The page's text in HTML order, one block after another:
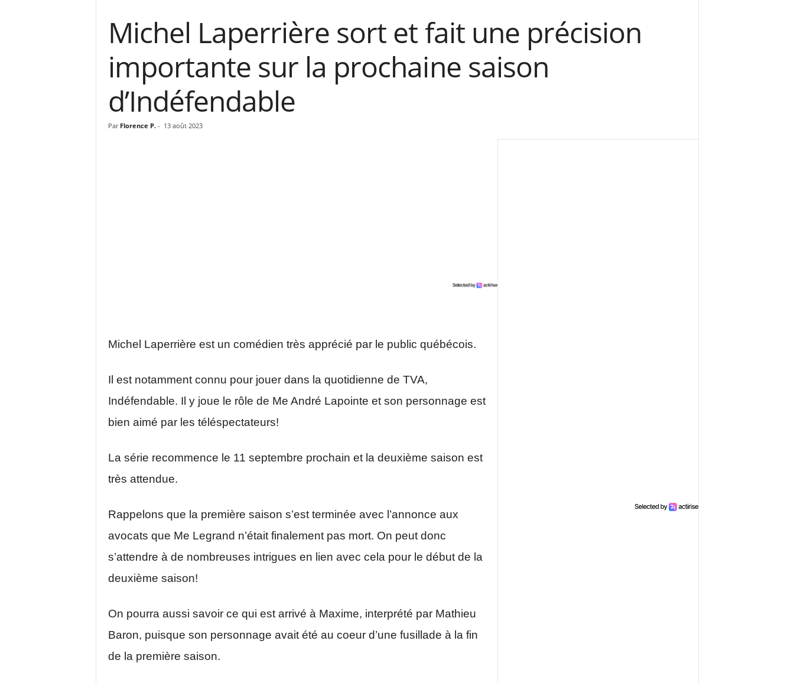
Michel Laperrière sort et fait une précision
importante sur la prochaine saison
d’Indéfendable
Par Florence P. - 13 août 2023
Michel Laperrière est un comédien très apprécié par le public québécois.
Il est notamment connu pour jouer dans la quotidienne de TVA,
Indéfendable. Il y joue le rôle de Me André Lapointe et son personnage est
bien aimé par les téléspectateurs!
La série recommence le 11 septembre prochain et la deuxième saison est
très attendue.
Rappelons que la première saison s’est terminée avec l’annonce aux
avocats que Me Legrand n’était finalement pas mort. On peut donc
s’attendre à de nombreuses intrigues en lien avec cela pour le début de la
deuxième saison!
On pourra aussi savoir ce qui est arrivé à Maxime, interprété par Mathieu
Baron, puisque son personnage avait été au coeur d’une fusillade à la fin
de la première saison.